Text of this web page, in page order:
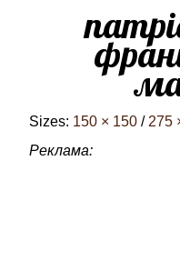
Sizes: 150 × 150 / 275
Реклама: